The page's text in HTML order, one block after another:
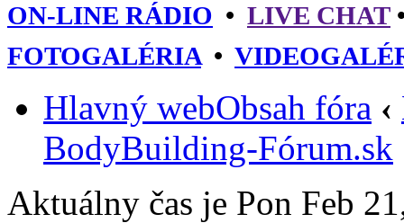
ON-LINE RÁDIO • LIVE CHAT
FOTOGALÉRIA•
Hlavný webObsah fóra ‹
BodyBuilding-Fórum.sk
Aktuálny čas je Pon Feb